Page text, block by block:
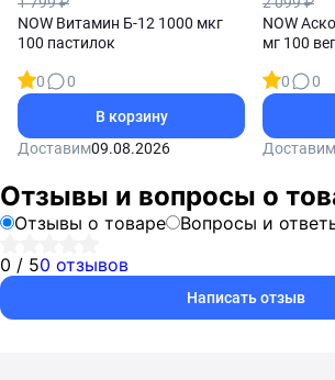
NOW Витамин Б-12 1000 мкг
100 пастилок
0
0
В корзину
Доставим09.08.2026
NOW
мг 100
0
0
Доставим
Отзывы и вопросы о
Отзывы о товаре
Вопросы и
0 / 50 отзывов
Написать отзыв